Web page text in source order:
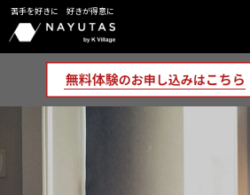
苦手を好きに 好きが得意に